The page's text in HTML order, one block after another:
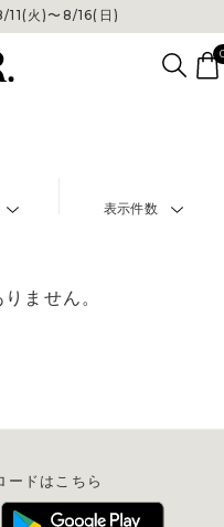
11(火)〜8/16(日)
表示件数
ません。
ードはこちら